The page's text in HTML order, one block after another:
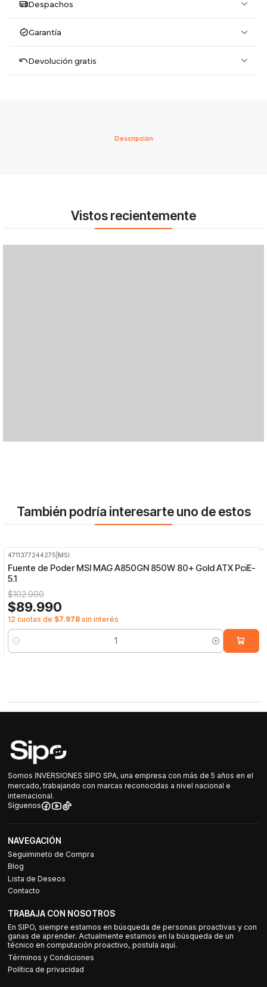
Despachos
Garantía
Devolución gratis
Descripción
Vistos recientemente
También podría interesarte uno de estos
4711377244275 MSI
Fuente de Poder MSI MAG A850GN 850W 80+ Gold ATX PciE-
5.1
$102.990
$89.990
12 cuotas de $7.978 sin interés
Cantidad
Somos INVERSIONES SIPO SPA, una empresa con más de 5 años en el
mercado, trabajando con marcas reconocidas a nivel nacional e
internacional.
Síguenos
NAVEGACIÓN
Seguimineto de Compra
Blog
Lista de Deseos
Contacto
TRABAJA CON NOSOTROS
En SIPO, siempre estamos en búsqueda de personas proactivas y con
ganas de aprender. Actualmente estamos en la búsqueda de un
técnico en computación proactivo, postula aquí.
Términos y Condiciones
Política de privacidad